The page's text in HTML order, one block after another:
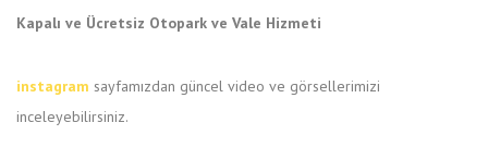
Kapalı ve Ücretsiz Otopark ve Vale Hizmeti
instagram sayfamızdan güncel video ve görsellerimizi
inceleyebilirsiniz.